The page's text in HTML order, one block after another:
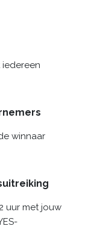
winnaar
uur met jouw